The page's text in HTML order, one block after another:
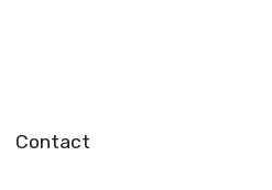
Contact